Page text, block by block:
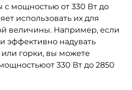
с мощностью от 330 Вт до
использовать их для
величины. Например, если
эффективно надувать
горки, вы можете
330 Вт до 2850